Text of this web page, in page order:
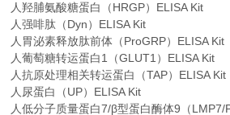
人羟脯氨酸糖蛋白（HRGP）ELISA Kit
人强啡肽（Dyn）ELISA Kit
人胃泌素释放肽前体（ProGRP）ELISA Kit
人葡萄糖转运蛋白1（GLUT1）ELISA Kit
人抗原处理相关转运蛋白（TAP）ELISA Kit
人尿蛋白（UP）ELISA Kit
人低分子质量蛋白7/β型蛋白酶体9（LMP7/